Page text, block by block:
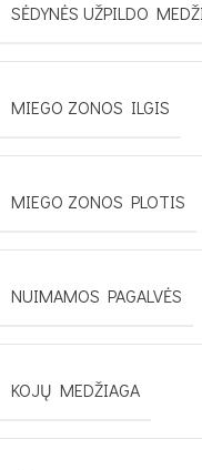
SĖDYNĖS UŽPILDO
MIEGO ZONOS ILGIS
MIEGO ZONOS PLOTIS
NUIMAMOS PAGALVĖS
KOJŲ MEDŽIAGA